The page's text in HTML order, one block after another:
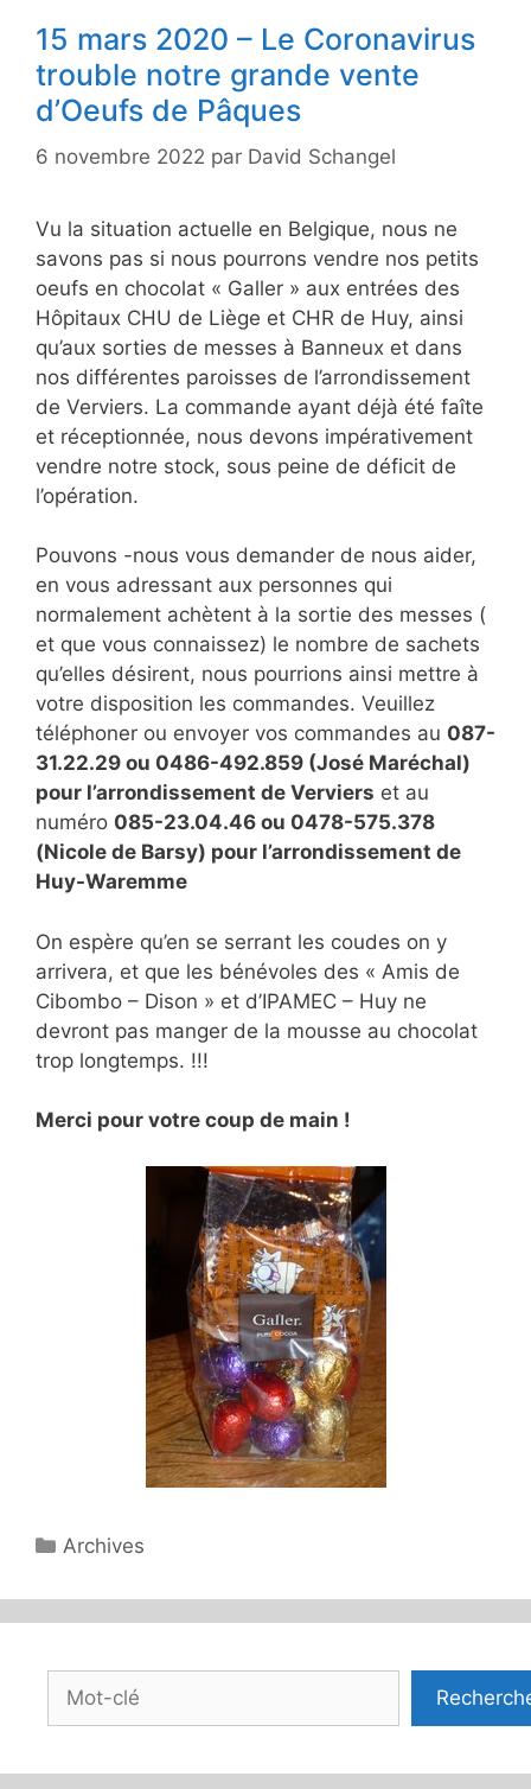
15 mars 2020 – Le Coronavirus
trouble notre grande vente
d’Oeufs de Pâques
6 novembre 2022 par David Schangel
Vu la situation actuelle en Belgique, nous ne
savons pas si nous pourrons vendre nos petits
oeufs en chocolat « Galler » aux entrées des
Hôpitaux CHU de Liège et CHR de Huy, ainsi
qu’aux sorties de messes à Banneux et dans
nos différentes paroisses de l’arrondissement
de Verviers. La commande ayant déjà été faîte
et réceptionnée, nous devons impérativement
vendre notre stock, sous peine de déficit de
l’opération.
Pouvons -nous vous demander de nous aider,
en vous adressant aux personnes qui
normalement achètent à la sortie des messes (
et que vous connaissez) le nombre de sachets
qu’elles désirent, nous pourrions ainsi mettre à
votre disposition les commandes. Veuillez
téléphoner ou envoyer vos commandes au 087-
31.22.29 ou 0486-492.859 (José Maréchal)
pour l’arrondissement de Verviers et au
numéro 085-23.04.46 ou 0478-575.378
(Nicole de Barsy) pour l’arrondissement de
Huy-Waremme
On espère qu’en se serrant les coudes on y
arrivera, et que les bénévoles des « Amis de
Cibombo – Dison » et d’IPAMEC – Huy ne
devront pas manger de la mousse au chocolat
trop longtemps. !!!
Merci pour votre coup de main !
Catégories
Archives
Rechercher